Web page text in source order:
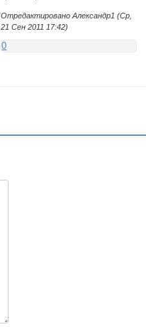
Отредактировано Александр1 (Ср,
21 Сен 2011 17:42)
0